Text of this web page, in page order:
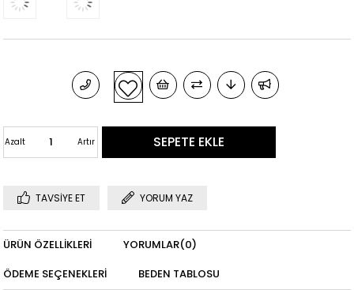
Artır
Azalt
TAVSIYE ET YORUM YAZ
ÜRÜN ÖZELLIKLERI YORUMLAR(0)
ÖDEME SEÇENEKLERI
BEDEN TABLOSU